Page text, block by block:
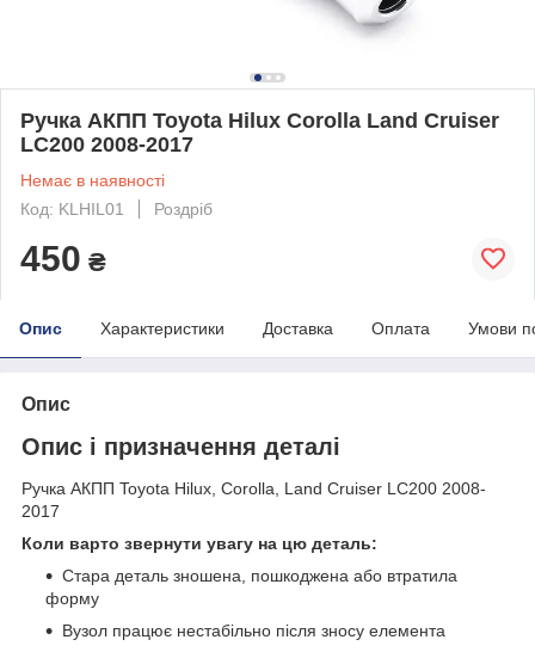
Ручка АКПП Toyota Hilux Corolla Land Cruiser
LC200 2008-2017
Немає в наявності
Код: KLHIL01
Роздріб
450 ₴
Опис Характеристики Доставка Оплата Умови
Опис
Опис і призначення деталі
Ручка АКПП Toyota Hilux, Corolla, Land Cruiser LC200 2008-
2017
Коли варто звернути увагу на цю деталь:
Стара деталь зношена, пошкоджена або втратила
форму
Вузол працює нестабільно після зносу елемента